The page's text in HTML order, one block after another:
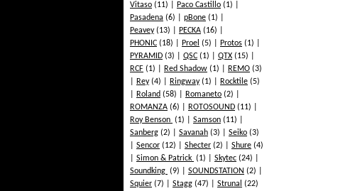
Vitaso (11) Paco Castillo (1)
Pasadena (6) pBone (1)
Peavey(13) PECKA (16)
PHONIC (18) Proel (5) Protos (1)
PYRAMID (3) QSC (1) QTX (15)
RCF (1) Red Shadow (1) REMO (3)
Rey(4) Ringway(1) Rocktile (5)
Roland (58) Romaneto (2)
ROMANZA (6) ROTOSOUND (11)
Roy Benson (1) Samson (11)
Sanberg (2) Savanah (3) Seiko (3)
Sencor (12) Shecter (2) Shure (4)
Simon & Patrick (1) Skytec (24)
Soundking (9) SOUNDSTATION (2)
Squier (7) Stagg (47) Strunal (22)